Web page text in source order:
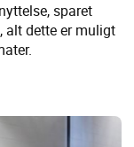
sparet
alt dette er muligt